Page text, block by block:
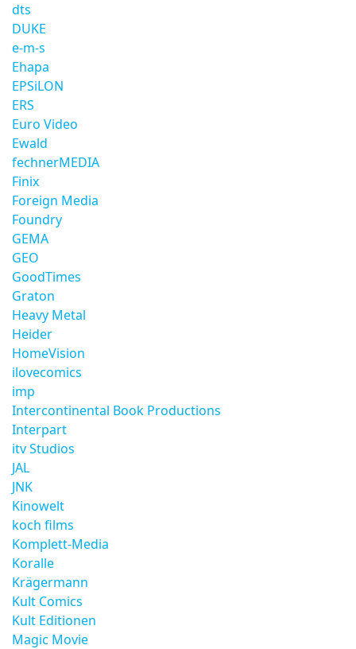
dts
DUKE
e-m-s
Ehapa
EPSiLON
ERS
Euro Video
Ewald
fechnerMEDIA
Finix
Foreign Media
Foundry
GEMA
GEO
GoodTimes
Graton
Heavy Metal
Heider
HomeVision
ilovecomics
imp
Intercontinental Book Productions
Interpart
itv Studios
JAL
JNK
Kinowelt
koch films
Komplett-Media
Koralle
Krägermann
Kult Comics
Kult Editionen
Magic Movie